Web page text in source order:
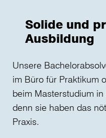
Solide und
Ausbildung
Unsere
im Büro für Praktikum
beim Masterstudium
denn sie haben das
Praxis.